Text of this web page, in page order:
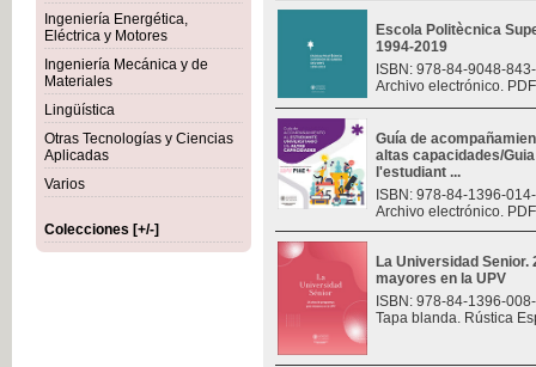
Ingeniería Energética,
Eléctrica y Motores
Ingeniería Mecánica y de
Materiales
Lingüística
Otras Tecnologías y Ciencias
Aplicadas
Varios
Colecciones [+/-]
Escola Politècnica
1994-2019
ISBN: 978-84-9048-
Archivo electrónico.
Guía de
altas capacidades/
l'estudiant ...
ISBN: 978-84-1396-
Archivo electrónico.
La Universidad
mayores en la UPV
ISBN: 978-84-1396-
Tapa blanda. Rústica